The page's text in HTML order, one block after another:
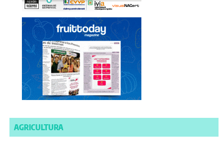
AGRICULTURA